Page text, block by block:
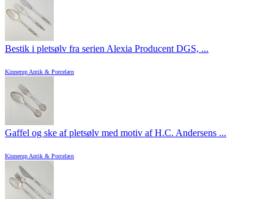
Bestik i pletsølv fra serien Alexia Producent DGS, ...
Kinnerup Antik & Porcelæn
Gaffel og ske af pletsølv med motiv af H.C. Andersens ...
Kinnerup Antik & Porcelæn